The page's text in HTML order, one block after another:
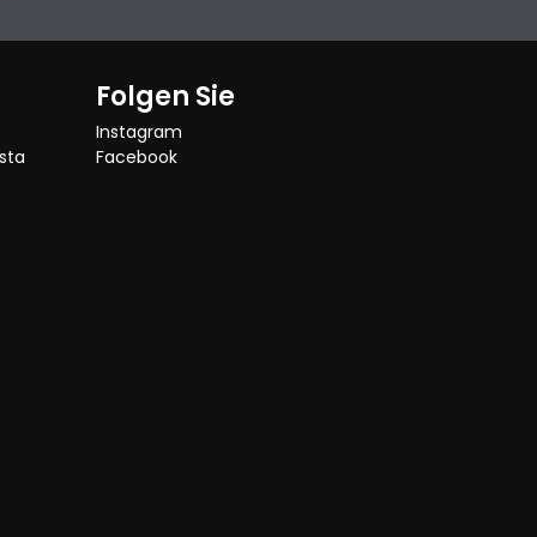
Folgen Sie
Instagram
Facebook